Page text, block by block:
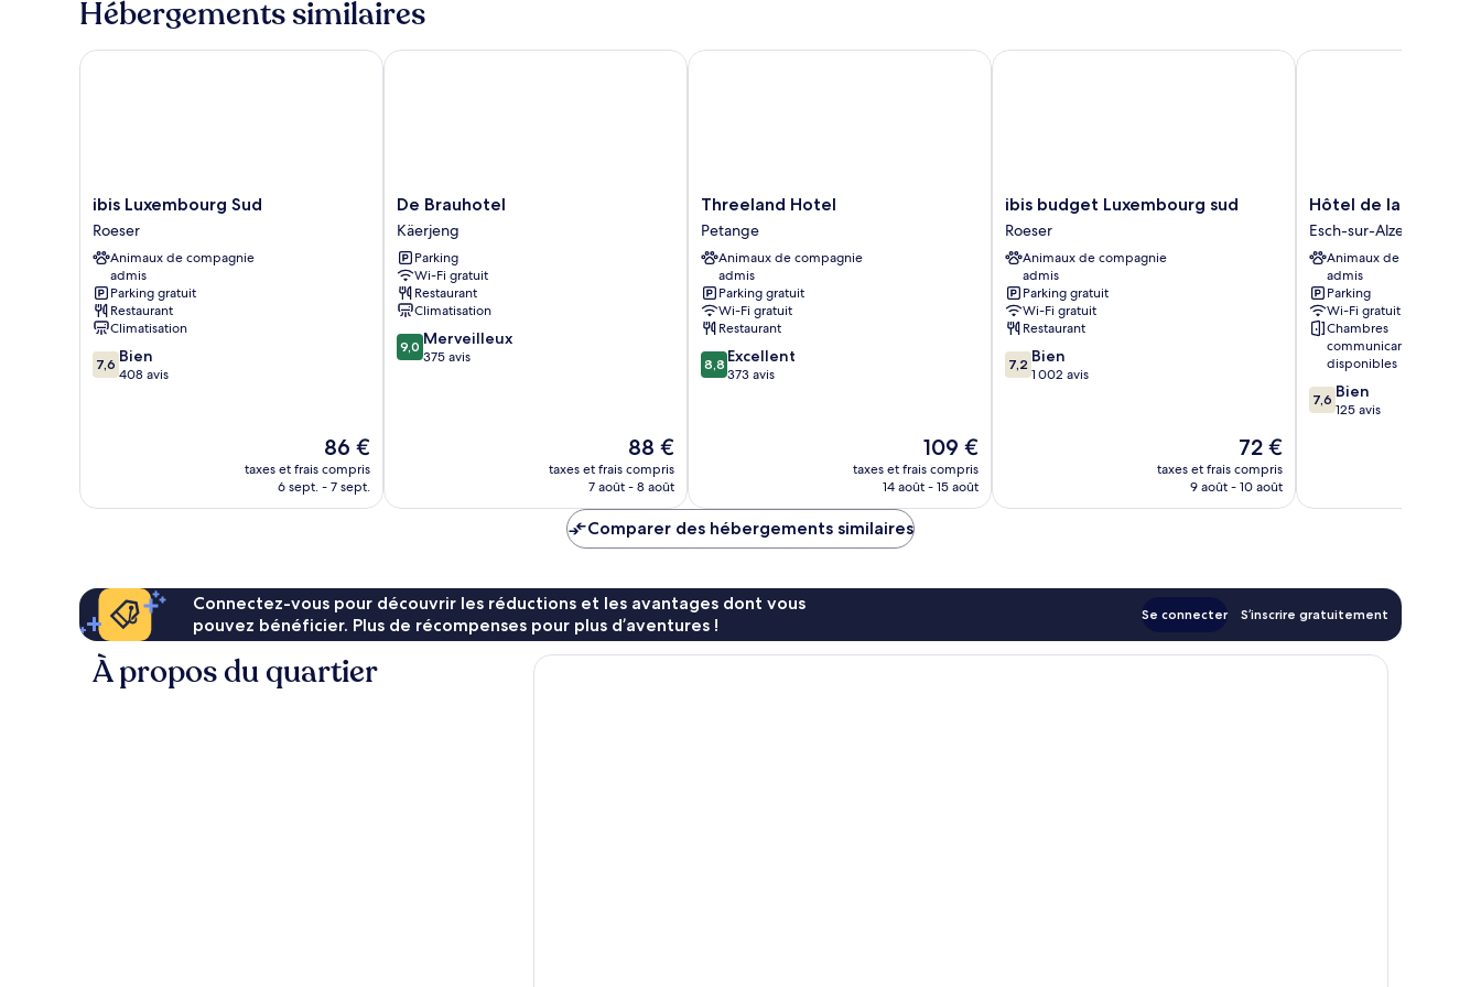
Twin
Room
de
Standard
Hébergements similaires
ibis
Luxembourg
Sud
Roeser
ibis Luxembourg Sud
Roeser
Animaux de compagnie
admis
Parking gratuit
Restaurant
Climatisation
7.6
sur
7,6 Bien
408 avis
Le
nouveau
prix
86 €
taxes et frais compris
6 sept. - 7 sept.
ibis Luxembourg Sud
De
Brauhotel
Käerjeng
De Brauhotel
Käerjeng
Parking
Wi-Fi gratuit
Restaurant
Climatisation
9.0
sur
9,0 Merveilleux
375 avis
Le
nouveau
prix
de
88 €
88 €
taxes et frais compris
7 août - 8 août
De Brauhotel
Threeland
Hotel
Petange
Threeland Hotel
Petange
Animaux de compagnie
admis
Parking gratuit
Wi-Fi gratuit
Restaurant
8.8
sur
8,8 Excellent
373 avis
Le
nouveau
prix
109 €
taxes et frais compris
14 août - 15 août
Threeland Hotel
ibis
budget
Luxembourg
sud
Roeser
ibis budget Luxembourg sud
Roeser
Animaux de compagnie
admis
Parking gratuit
Wi-Fi gratuit
Restaurant
7.2
sur
7,2 Bien
1 002 avis
Le
nouveau
prix
72 €
taxes et frais compris
9 août - 10 août
ibis budget Luxembourg sud
Hôtel
de
la
Poste
Esch-
sur-
Alzette
Hôtel de la Poste
Esch-sur-Alzette
Animaux de compagnie
admis
Parking
Wi-Fi gratuit
Chambres
communicantes
disponibles
7.6
sur
7,6 Bien
125 avis
Hôtel de la Poste
Comparer des hébergements similaires
Connectez-vous pour découvrir les réductions et les avantages dont vous
pouvez bénéficier. Plus de récompenses pour plus d’aventures !
Se connecter S’inscrire gratuitement
À propos du quartier